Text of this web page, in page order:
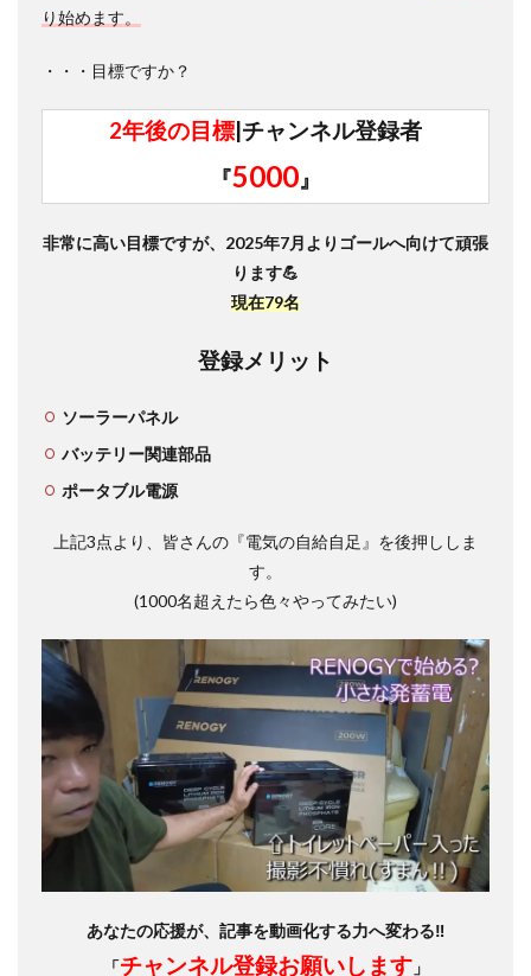
り始めます。
・・・目標ですか？
2年後の目標 |チャンネル登録者
『5000』
非常に高い目標ですが、2025年7月よりゴールへ向けて頑張
ります💪
現在79名
登録メリット
ソーラーパネル
バッテリー関連部品
ポータブル電源
上記3点より、皆さんの『電気の自給自足』を後押ししま
す。
(1000名超えたら色々やってみたい)
あなたの応援が、記事を動画化する力へ変わる‼
「チャンネル登録お願いします」